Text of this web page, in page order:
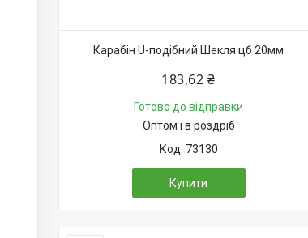
Карабін U-подібний Шекля цб 20мм
183,62 ₴
Готово до відправки
Оптом і в роздріб
73130
Купити